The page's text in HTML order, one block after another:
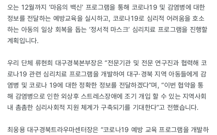
오는 12월까지 ‘마음의 백신’ 프로그램을 통해 코로나19 및 감염병에 대한
정보를 전달하는 예방교육을 실시하고, 코로나19로 심리적 어려움을 호소
하는 아동의 일상 회복을 돕는 ‘정서적 마스크’ 심리치료 프로그램을 진행할
계획입니다.
우리 단체 류현희 대구경북본부장은 “전문기관 및 전문 연구진과 협력해 코
로나19 관련 심리치료 프로그램을 개발하여 대구·경북 지역 아동들에게 감
염병 및 코로나 19에 대한 정확한 정보를 전달하겠다”며, “이번 협약을 통
해 감염병으로 인한 외상후 스트레스장애에 조기 개입 할 수 있는 지역사회
내 촘촘한 심리사회적 지원 체계가 구축되기를 기대한다”고 전했습니다.
최웅용 대구경북트라우마센터장은 “코로나19 예방 교육 프로그램을 개발하